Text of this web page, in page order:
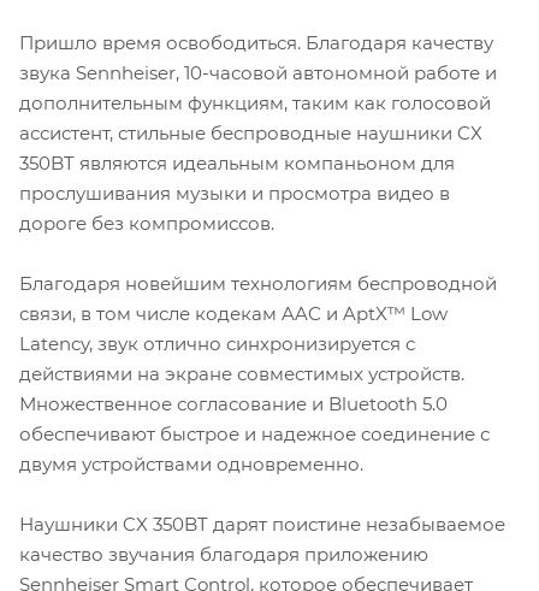
Пришло время освободиться. Благодаря качеству
звука Sennheiser, 10-часовой автономной работе и
дополнительным функциям, таким как голосовой
ассистент, стильные беспроводные наушники CX
350BT являются идеальным компаньоном для
прослушивания музыки и просмотра видео в
дороге без компромиссов.
Благодаря новейшим технологиям беспроводной
связи, в том числе кодекам AAC и AptX™ Low
Latency, звук отлично синхронизируется с
действиями на экране совместимых устройств.
Множественное согласование и Bluetooth 5.0
обеспечивают быстрое и надежное соединение с
двумя устройствами одновременно.
Наушники CX 350BT дарят поистине незабываемое
качество звучания благодаря приложению
Sennheiser Smart Control, которое обеспечивает